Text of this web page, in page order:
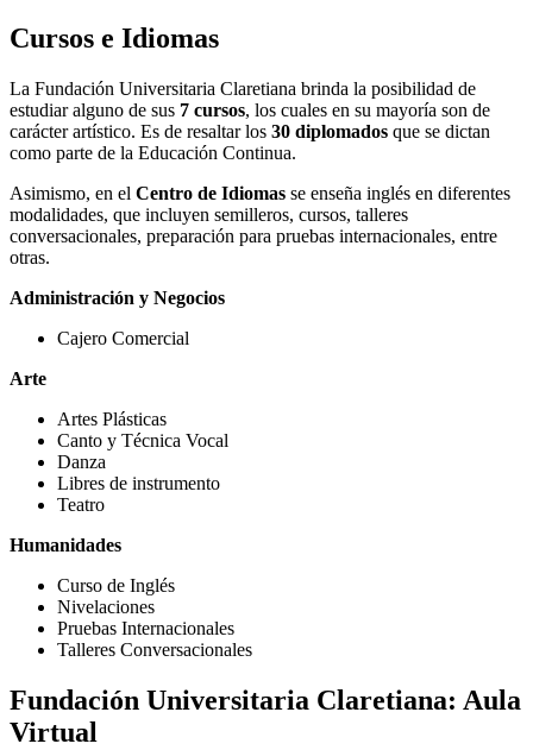
Cursos e Idiomas
La Fundación Universitaria Claretiana brinda la posibilidad de
estudiar alguno de sus 7 cursos, los cuales en su mayoría son de
carácter artístico. Es de resaltar los 30 diplomados que se dictan
como parte de la Educación Continua.
Asimismo, en el Centro de Idiomas se enseña inglés en diferentes
modalidades, que incluyen semilleros, cursos, talleres
conversacionales, preparación para pruebas internacionales, entre
otras.
Administración y Negocios
Cajero Comercial
Arte
Artes Plásticas
Canto y Técnica Vocal
Danza
Libres de instrumento
Teatro
Humanidades
Curso de Inglés
Nivelaciones
Pruebas Internacionales
Talleres Conversacionales
Fundación Universitaria Claretiana: Aula
Virtual